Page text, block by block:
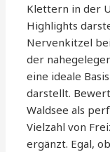
Klettern in der
Highlights
Nervenkitzel
der
eine ideale
darstellt.
Waldsee als
Vielzahl von
ergänzt. Egal,